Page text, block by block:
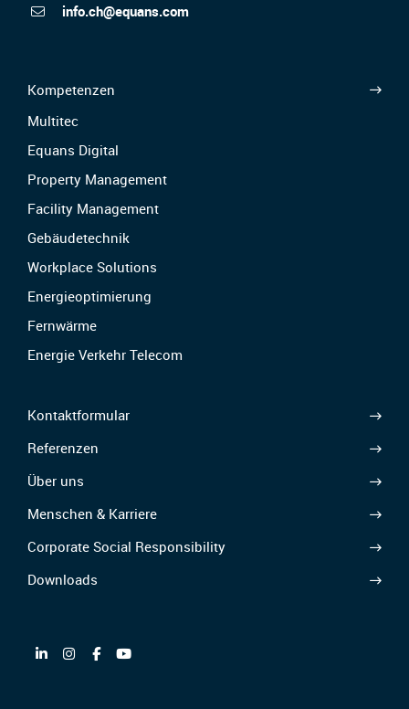
info.ch@equans.com
Kompetenzen
Multitec
Equans Digital
Property Management
Facility Management
Gebäudetechnik
Workplace Solutions
Energieoptimierung
Fernwärme
Energie Verkehr Telecom
Kontaktformular
Referenzen
Über uns
Menschen & Karriere
Corporate Social Responsibility
Downloads